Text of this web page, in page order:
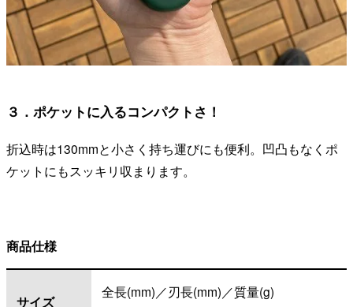
３．ポケットに入るコンパクトさ！
折込時は130mmと小さく持ち運びにも便利。凹凸もなくポ
ケットにもスッキリ収まります。
商品仕様
サイズ
全長(mm)／刃長(mm)／質量(g)